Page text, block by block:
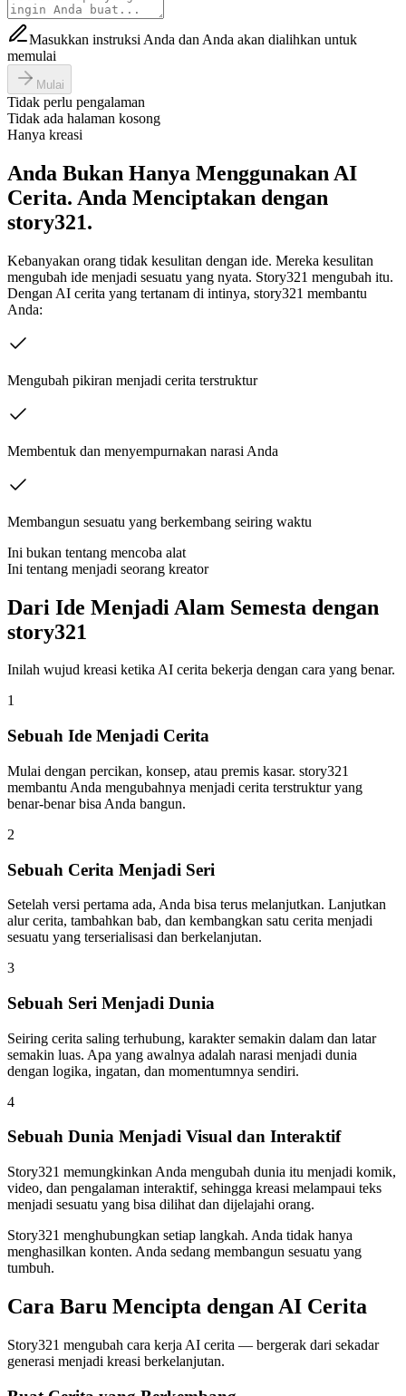
Masukkan instruksi Anda dan Anda akan dialihkan untuk
memulai
Mulai
Tidak perlu pengalaman
Tidak ada halaman kosong
Hanya kreasi
Anda Bukan Hanya Menggunakan AI
Cerita. Anda Menciptakan dengan
story321.
Kebanyakan orang tidak kesulitan dengan ide. Mereka kesulitan
mengubah ide menjadi sesuatu yang nyata. Story321 mengubah itu.
Dengan AI cerita yang tertanam di intinya, story321 membantu
Anda:
Mengubah pikiran menjadi cerita terstruktur
Membentuk dan menyempurnakan narasi Anda
Membangun sesuatu yang berkembang seiring waktu
Ini bukan tentang mencoba alat
Ini tentang menjadi seorang kreator
Dari Ide Menjadi Alam Semesta dengan
story321
Inilah wujud kreasi ketika AI cerita bekerja dengan cara yang benar.
1
Sebuah Ide Menjadi Cerita
Mulai dengan percikan, konsep, atau premis kasar. story321
membantu Anda mengubahnya menjadi cerita terstruktur yang
benar-benar bisa Anda bangun.
2
Sebuah Cerita Menjadi Seri
Setelah versi pertama ada, Anda bisa terus melanjutkan. Lanjutkan
alur cerita, tambahkan bab, dan kembangkan satu cerita menjadi
sesuatu yang terserialisasi dan berkelanjutan.
3
Sebuah Seri Menjadi Dunia
Seiring cerita saling terhubung, karakter semakin dalam dan latar
semakin luas. Apa yang awalnya adalah narasi menjadi dunia
dengan logika, ingatan, dan momentumnya sendiri.
4
Sebuah Dunia Menjadi Visual dan Interaktif
Story321 memungkinkan Anda mengubah dunia itu menjadi komik,
video, dan pengalaman interaktif, sehingga kreasi melampaui teks
menjadi sesuatu yang bisa dilihat dan dijelajahi orang.
Story321 menghubungkan setiap langkah. Anda tidak hanya
menghasilkan konten. Anda sedang membangun sesuatu yang
tumbuh.
Cara Baru Mencipta dengan AI Cerita
Story321 mengubah cara kerja AI cerita — bergerak dari sekadar
generasi menjadi kreasi berkelanjutan.